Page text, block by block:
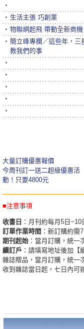
‧
‧ 生活主張 巧創業
‧ 物聯網起飛 帶動全新商機
‧ 簡立峰專欄／這些年，三
教我們的事
‧
‧
‧
‧
‧
大量訂購優惠報價
今周刊訂一送二超級優惠活
動！只要4800元
■注意事項
收書日 ：月刊約每月5日
訂單作業時間 ：新訂購約需
期刊起始 ：當月訂購，統
續訂戶 ：請填寫地址後加【
雜誌贈品，當月訂購，統一
收到雜誌當日起，七日內可